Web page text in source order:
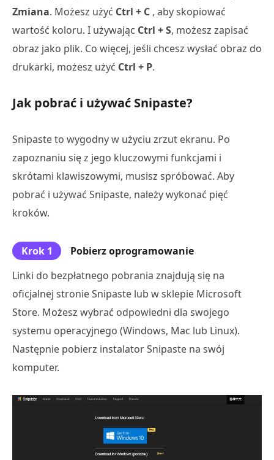
Zmiana. Możesz użyć Ctrl + C , aby skopiować
wartość koloru. I używając Ctrl + S, możesz zapisać
obraz jako plik. Co więcej, jeśli chcesz wysłać obraz do
drukarki, możesz użyć Ctrl + P.
Jak pobrać i używać Snipaste?
Snipaste to wygodny w użyciu zrzut ekranu. Po
zapoznaniu się z jego kluczowymi funkcjami i
skrótami klawiszowymi, musisz spróbować. Aby
pobrać i używać Snipaste, należy wykonać pięć
kroków.
Krok 1
Pobierz oprogramowanie
Linki do bezpłatnego pobrania znajdują się na
oficjalnej stronie Snipaste lub w sklepie Microsoft
Store. Możesz wybrać odpowiedni dla swojego
systemu operacyjnego (Windows, Mac lub Linux).
Następnie pobierz instalator Snipaste na swój
komputer.